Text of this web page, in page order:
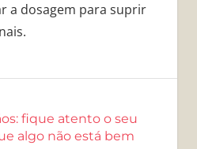
a dosagem para suprir
fique atento o seu
algo não está bem